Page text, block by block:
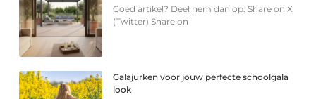
Goed artikel? Deel hem dan op: Share on X
(Twitter) Share on
Galajurken voor jouw perfecte schoolgala
look